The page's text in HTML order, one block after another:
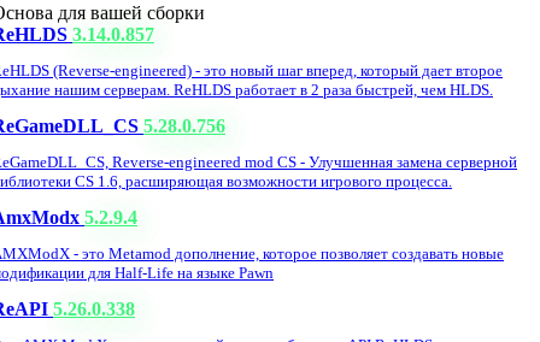
для вашей сборки
3.14.0.857
(Reverse-engineered) - это новый шаг вперед, который дает второе
нашим серверам. ReHLDS работает в 2 раза быстрей, чем HLDS.
5.28.0.756
Reverse-engineered mod CS - Улучшенная замена серверной
CS 1.6, расширяющая возможности игрового процесса.
5.2.9.4
- это Metamod дополнение, которое позволяет создавать новые
для Half-Life на языке Pawn
5.26.0.338